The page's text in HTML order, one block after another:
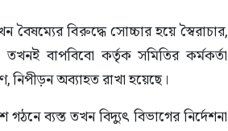
বৈষম্যের বিরুদ্ধে সোচ্চার হয়ে স্বৈরাচার,
তখনই বাপবিবো কর্তৃক সমিতির কর্মকর্তা
নিপীড়ন অব্যাহত রাখা হয়েছে।
গঠনে ব্যস্ত তখন বিদ্যুৎ বিভাগের নির্দেশনা